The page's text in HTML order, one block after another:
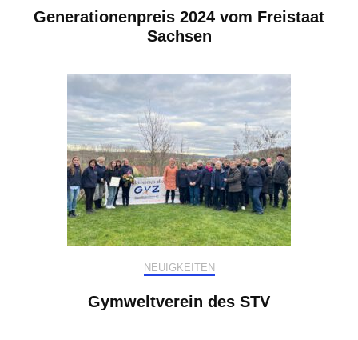
Generationenpreis 2024 vom Freistaat
Sachsen
NEUIGKEITEN
Gymweltverein des STV